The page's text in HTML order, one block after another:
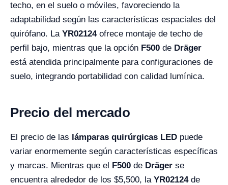
techo, en el suelo o móviles, favoreciendo la
adaptabilidad según las características espaciales del
quirófano. La YR02124ofrece montaje de techo de
perfil bajo, mientras que la opción F500 de Dräger
está atendida principalmente para configuraciones de
suelo, integrando portabilidad con calidad lumínica.
Precio del mercado
El precio de las lámparas quirúrgicas LED puede
variar enormemente según características específicas
y marcas. Mientras que el F500 de Dräger se
encuentra alrededor de los $5,500, la YR02124de